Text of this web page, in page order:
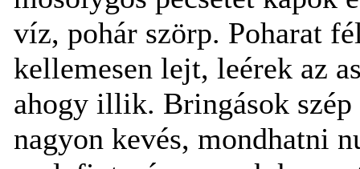
víz, pohár szörp. Poharat
kellemesen lejt, leérek az
ahogy illik. Bringások szép
nagyon kevés, mondhatni